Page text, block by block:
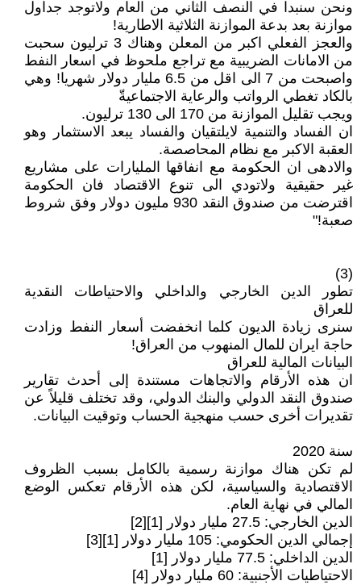
ونحن سنبدا في النصف الثاني من العام ولاتوجد جداول
موازنة بعد بدعة الموازنة الثلاثية الاطارية!
والعجز الفعلي اكبر من المعلن وهناك 3 ترليون سحبت
من الامانات الضريبية مع تراجع ملحوظ في اسعار النفط
واصبحت من 7 الى اقل من 6.5 مليار دولار شهريا! وهي
بالكاد تغطي الرواتب والرعاية الاجتماعيةّ
ويجب تقليل الموازنة من 170 الى 130 ترليون.
ان الفساد والتنمية لايلتقيان والفساد يبعد الاستثمار وهو
العقبة الاكبر مع نظام المحاصصة.
والادهى ان الحكومة مع انفاقها المليارات على مشاريع
غير حقيقية ولاتودي الى تنوع الاقتصاد فان الحكومة
اقترضت من صندوق النقد 930 مليون دولار وفق شروط
صعبة!"
(3)
تطور الدين الخارجي والداخلي والاحتياطات النقدية
للعراق
سنرى زيادة الديون كلما انخفضت أسعار النفط وزادت
حاجة ايران للمال المنهوب من العراق!
البيانات المالية للعراق
ان هذه الأرقام والاتجاهات مستندة إلى أحدث تقارير
صندوق النقد الدولي والبنك الدولي، وقد تختلف قليلاً عن
تقديرات أخرى حسب منهجية الحساب وتوقيت البيانات.
سنة 2020
لم تكن هناك موازنة رسمية بالكامل بسبب الظروف
الاقتصادية والسياسية، لكن هذه الأرقام تعكس الوضع
المالي في نهاية العام.
الدين الخارجي: 27.5 مليار دولار [1][2]
إجمالي الدين الحكومي: 105 مليار دولار [1][3]
الدين الداخلي: 77.5 مليار دولار [1]
الاحتياطيات الأجنبية: 60 مليار دولار [4]